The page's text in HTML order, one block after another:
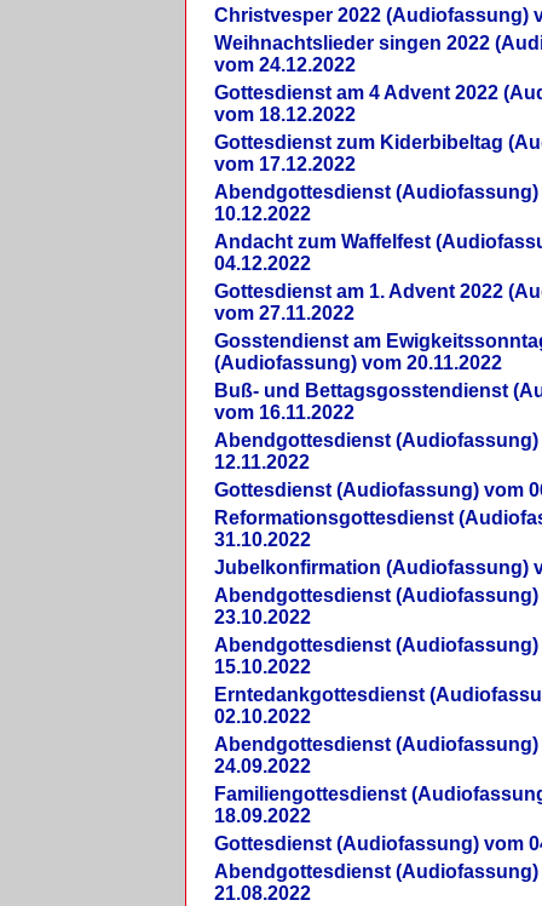
Christvesper 2022 (Audiofassung)
Weihnachtslieder singen 2022
vom 24.12.2022
Gottesdienst am 4 Advent 2022
vom 18.12.2022
Gottesdienst zum Kiderbibeltag
vom 17.12.2022
Abendgottesdienst (Audiofassung)
10.12.2022
Andacht zum Waffelfest
04.12.2022
Gottesdienst am 1. Advent 2022
vom 27.11.2022
Gosstendienst am
(Audiofassung) vom 20.11.2022
Buß- und Bettagsgosstendienst
vom 16.11.2022
Abendgottesdienst (Audiofassung)
12.11.2022
Gottesdienst (Audiofassung) vom
Reformationsgottesdienst
31.10.2022
Jubelkonfirmation (Audiofassung)
Abendgottesdienst (Audiofassung)
23.10.2022
Abendgottesdienst (Audiofassung)
15.10.2022
Erntedankgottesdienst
02.10.2022
Abendgottesdienst (Audiofassung)
24.09.2022
Familiengottesdienst
18.09.2022
Gottesdienst (Audiofassung) vom
Abendgottesdienst (Audiofassung)
21.08.2022